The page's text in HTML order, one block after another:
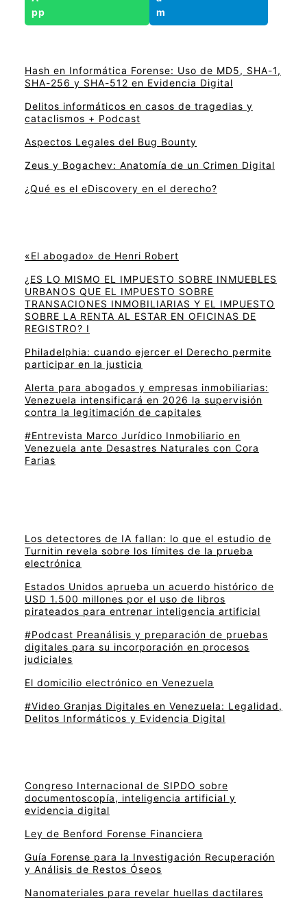
Hash en Informática Forense: Uso de MD5, SHA-1,
SHA-256 y SHA-512 en Evidencia Digital
Delitos informáticos en casos de tragedias y
cataclismos + Podcast
Aspectos Legales del Bug Bounty
Zeus y Bogachev: Anatomía de un Crimen Digital
¿Qué es el eDiscovery en el derecho?
«El abogado» de Henri Robert
¿ES LO MISMO EL IMPUESTO SOBRE INMUEBLES
URBANOS QUE EL IMPUESTO SOBRE
TRANSACIONES INMOBILIARIAS Y EL IMPUESTO
SOBRE LA RENTA AL ESTAR EN OFICINAS DE
REGISTRO? I
Philadelphia: cuando ejercer el Derecho permite
participar en la justicia
Alerta para abogados y empresas inmobiliarias:
Venezuela intensificará en 2026 la supervisión
contra la legitimación de capitales
#Entrevista Marco Jurídico Inmobiliario en
Venezuela ante Desastres Naturales con Cora
Farias
Los detectores de IA fallan: lo que el estudio de
Turnitin revela sobre los límites de la prueba
electrónica
Estados Unidos aprueba un acuerdo histórico de
USD 1.500 millones por el uso de libros
pirateados para entrenar inteligencia artificial
#Podcast Preanálisis y preparación de pruebas
digitales para su incorporación en procesos
judiciales
El domicilio electrónico en Venezuela
#Video Granjas Digitales en Venezuela: Legalidad,
Delitos Informáticos y Evidencia Digital
Congreso Internacional de SIPDO sobre
documentoscopía, inteligencia artificial y
evidencia digital
Ley de Benford Forense Financiera
Guía Forense para la Investigación Recuperación
y Análisis de Restos Óseos
Nanomateriales para revelar huellas dactilares